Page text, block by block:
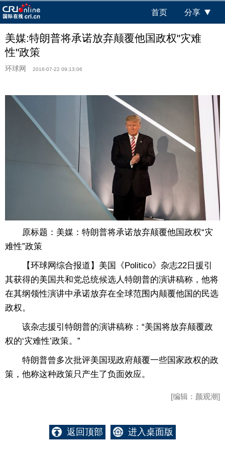
首页 分享
美媒:特朗普将承诺放弃颠覆他国政权"灾难
性"政策
环球网 2016-07-22 09:13:06
原标题：美媒：特朗普将承诺放弃颠覆他国政权“灾
难性”政策
【环球网综合报道】美国《Politico》杂志22日援引
其获得的美国共和党总统候选人特朗普的演讲稿称，他将
在其纲领性演讲中承诺放弃在全球范围内颠覆他国的民选
政权。
该杂志援引特朗普的演讲稿称：“美国将放弃颠覆政
权的‘灾难性’政策。”
特朗普曾多次批评美国现政府颠覆一些国家政权的政
策，他称这种政策只产生了负面效应。
[编辑：颜观潮]
返回顶部 进入桌面版